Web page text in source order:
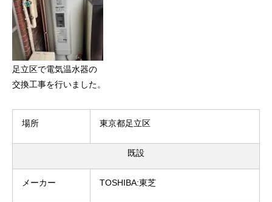
足立区で電気温水器の
交換工事を行いました。
場所 東京都足立区
既設
メーカー TOSHIBA:東芝